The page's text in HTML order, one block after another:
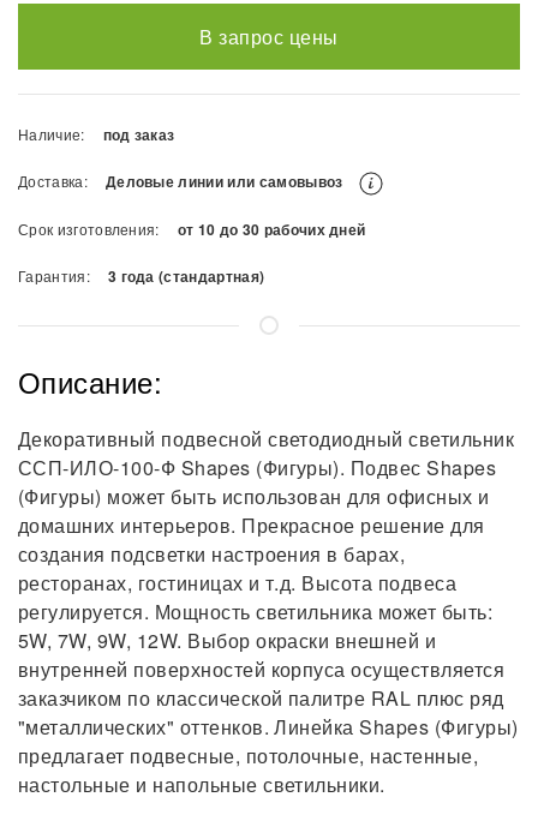
В запрос цены
Наличие: под заказ
Доставка: Деловые линии или самовывоз
Срок изготовления: от 10 до 30 рабочих дней
Гарантия: 3 года (стандартная)
Описание:
Декоративный подвесной светодиодный светильник
ССП-ИЛО-100-Ф Shapes (Фигуры). Подвес Shapes
(Фигуры) может быть использован для офисных и
домашних интерьеров. Прекрасное решение для
создания подсветки настроения в барах,
ресторанах, гостиницах и т.д. Высота подвеса
регулируется. Мощность светильника может быть:
5W, 7W, 9W, 12W. Выбор окраски внешней и
внутренней поверхностей корпуса осуществляется
заказчиком по классической палитре RAL плюс ряд
"металлических" оттенков. Линейка Shapes (Фигуры)
предлагает подвесные, потолочные, настенные,
настольные и напольные светильники.